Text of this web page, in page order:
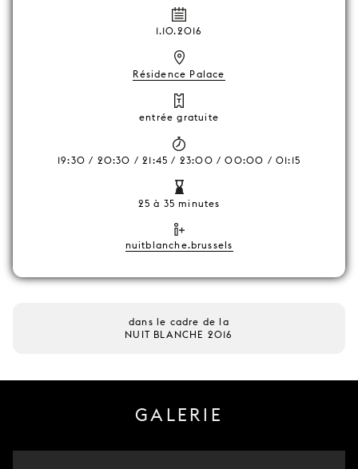
1.10.2016
Résidence Palace
entrée gratuite
19:30 / 20:30 / 21:45 / 23:00 / 00:00 / 01:15
25 à 35 minutes
nuitblanche.brussels
dans le cadre de la
NUIT BLANCHE 2016
GALERIE